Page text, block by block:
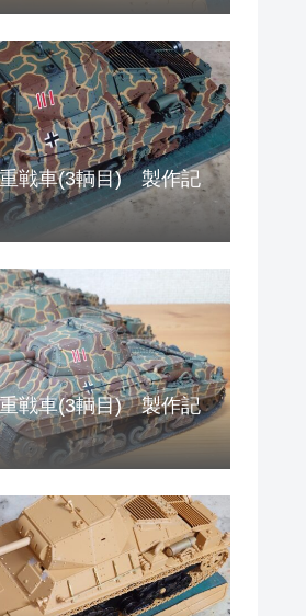
戦車(3輌目) 製作記
戦車(3輌目) 製作記